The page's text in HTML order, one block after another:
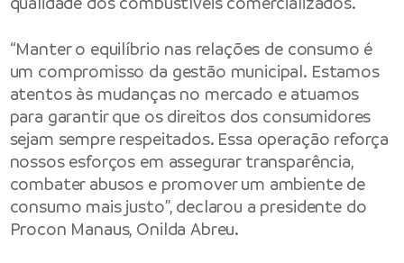
“Manter o equilíbrio nas relações de consumo é
um compromisso da gestão municipal. Estamos
atentos às mudanças no mercado e atuamos
para garantir que os direitos dos consumidores
sejam sempre respeitados. Essa operação reforça
nossos esforços em assegurar transparência,
combater abusos e promover um ambiente de
consumo mais justo”, declarou a presidente do
Procon Manaus, Onilda Abreu.